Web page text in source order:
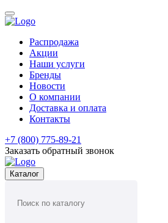
Распродажа
Акции
Наши услуги
Бренды
Новости
О компании
Доставка и оплата
Контакты
+7 (800) 775-89-21
Заказать обратный звонок
Каталог